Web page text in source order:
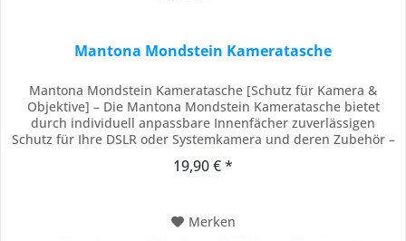
Mantona Mondstein Kameratasche
Mantona Mondstein Kameratasche [Schutz für Kamera &
Objektive] – Die Mantona Mondstein Kameratasche bietet
durch individuell anpassbare Innenfächer zuverlässigen
Schutz für Ihre DSLR oder Systemkamera und deren Zubehör –
Innenaufteilung] – Dank herausnehmbarer Trennwände mit
19,90 € *
Merken